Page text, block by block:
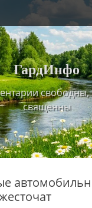
ГардИнфо
свободны,
священны